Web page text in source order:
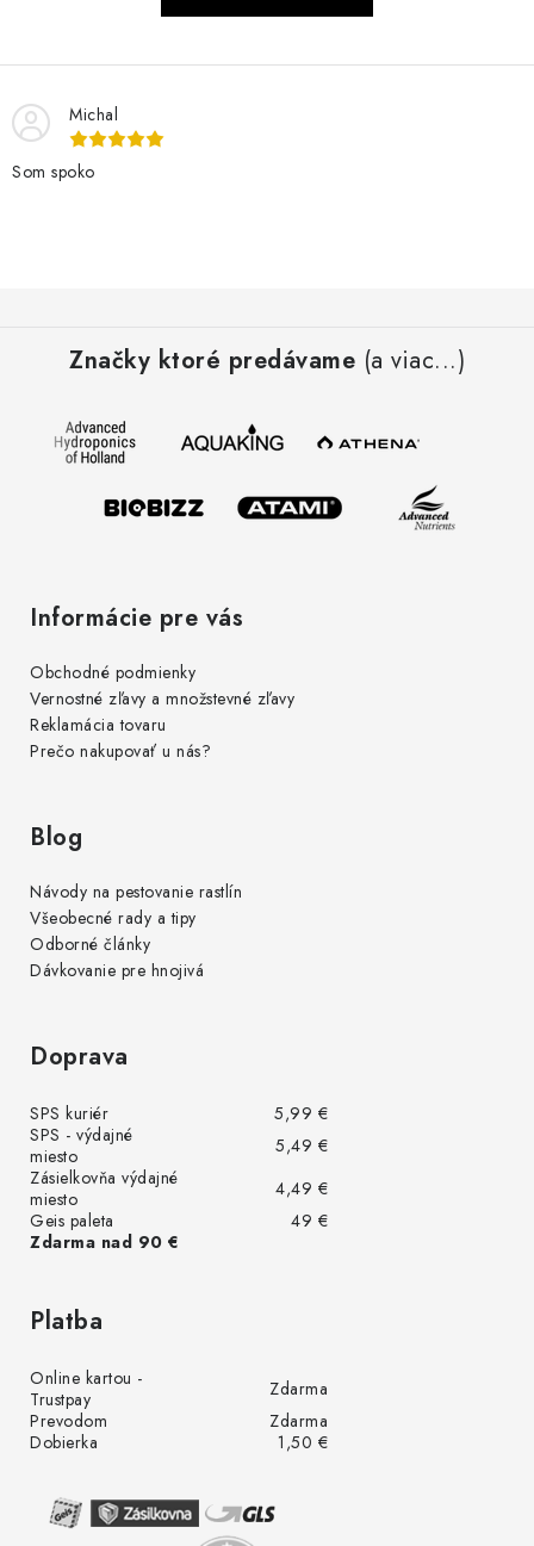
Michal
Som spoko
Značky ktoré predávame (a viac...)
Informácie pre vás
Obchodné podmienky
Vernostné zľavy a množstevné zľavy
Reklamácia tovaru
Prečo nakupovať u nás?
Blog
Návody na pestovanie rastlín
Všeobecné rady a tipy
Odborné články
Dávkovanie pre hnojivá
Doprava
SPS kuriér
5,99 €
SPS - výdajné
miesto
5,49 €
Zásielkovňa výdajné
miesto
4,49 €
Geis paleta
49 €
Zdarma nad 90 €
Platba
Online kartou -
Trustpay
Zdarma
Prevodom
Zdarma
Dobierka
1,50 €